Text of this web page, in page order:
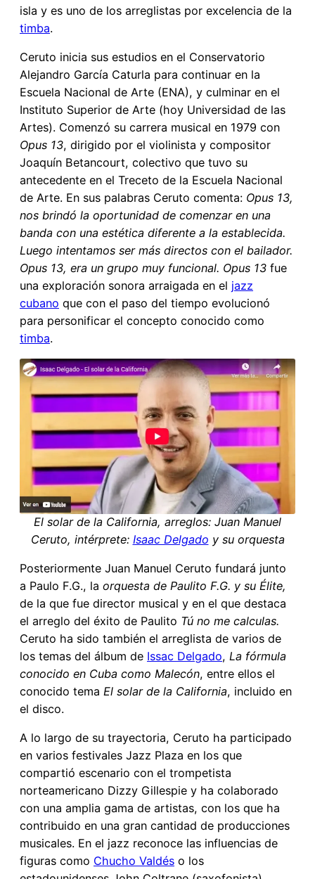
isla y es uno de los arreglistas por excelencia de la
timba.
Ceruto inicia sus estudios en el Conservatorio
Alejandro García Caturla para continuar en la
Escuela Nacional de Arte (ENA), y culminar en el
Instituto Superior de Arte (hoy Universidad de las
Artes). Comenzó su carrera musical en 1979 con
Opus 13, dirigido por el violinista y compositor
Joaquín Betancourt, colectivo que tuvo su
antecedente en el Treceto de la Escuela Nacional
de Arte. En sus palabras Ceruto comenta: Opus 13,
nos brindó la oportunidad de comenzar en una
banda con una estética diferente a la establecida.
Luego intentamos ser más directos con el bailador.
Opus 13, era un grupo muy funcional. Opus 13 fue
una exploración sonora arraigada en el jazz
cubano que con el paso del tiempo evolucionó
para personificar el concepto conocido como
timba.
El solar de la California, arreglos: Juan Manuel
Ceruto, intérprete: Isaac Delgado y su orquesta
Posteriormente Juan Manuel Ceruto fundará junto
a Paulo F.G., la orquesta de Paulito F.G. y su Élite,
de la que fue director musical y en el que destaca
el arreglo del éxito de Paulito Tú no me calculas.
Ceruto ha sido también el arreglista de varios de
los temas del álbum de Issac Delgado, La fórmula
conocido en Cuba como Malecón, entre ellos el
conocido tema El solar de la California, incluido en
el disco.
A lo largo de su trayectoria, Ceruto ha participado
en varios festivales Jazz Plaza en los que
compartió escenario con el trompetista
norteamericano Dizzy Gillespie y ha colaborado
con una amplia gama de artistas, con los que ha
contribuido en una gran cantidad de producciones
musicales. En el jazz reconoce las influencias de
figuras como Chucho Valdés o los